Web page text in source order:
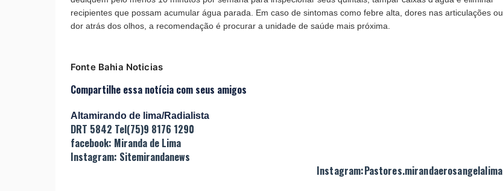
recipientes que possam acumular água parada. Em caso de sintomas como febre alta, dores nas articulações ou
dor atrás dos olhos, a recomendação é procurar a unidade de saúde mais próxima.
Fonte Bahia Noticias
Compartilhe essa notícia com seus amigos
Altamirando de lima/Radialista
DRT 5842 Tel(75)9 8176 1290
facebook: Miranda de Lima
Instagram: Sitemirandanews
Instagram:Pastores.mirandaerosangelalima